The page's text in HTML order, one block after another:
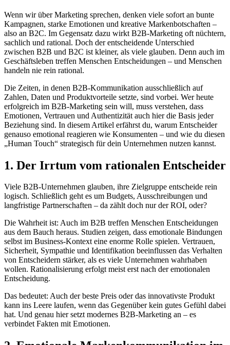
Wenn wir über Marketing sprechen, denken viele sofort an bunte
Kampagnen, starke Emotionen und kreative Markenbotschaften –
also an B2C. Im Gegensatz dazu wirkt B2B-Marketing oft nüchtern,
sachlich und rational. Doch der entscheidende Unterschied
zwischen B2B und B2C ist kleiner, als viele glauben. Denn auch im
Geschäftsleben treffen Menschen Entscheidungen – und Menschen
handeln nie rein rational.
Die Zeiten, in denen B2B-Kommunikation ausschließlich auf
Zahlen, Daten und Produktvorteile setzte, sind vorbei. Wer heute
erfolgreich im B2B-Marketing sein will, muss verstehen, dass
Emotionen, Vertrauen und Authentizität auch hier die Basis jeder
Beziehung sind. In diesem Artikel erfährst du, warum Entscheider
genauso emotional reagieren wie Konsumenten – und wie du diesen
„Human Touch“ strategisch für dein Unternehmen nutzen kannst.
1. Der Irrtum vom rationalen Entscheider
Viele B2B-Unternehmen glauben, ihre Zielgruppe entscheide rein
logisch. Schließlich geht es um Budgets, Ausschreibungen und
langfristige Partnerschaften – da zählt doch nur der ROI, oder?
Die Wahrheit ist: Auch im B2B treffen Menschen Entscheidungen
aus dem Bauch heraus. Studien zeigen, dass emotionale Bindungen
selbst im Business-Kontext eine enorme Rolle spielen. Vertrauen,
Sicherheit, Sympathie und Identifikation beeinflussen das Verhalten
von Entscheidern stärker, als es viele Unternehmen wahrhaben
wollen. Rationalisierung erfolgt meist erst nach der emotionalen
Entscheidung.
Das bedeutet: Auch der beste Preis oder das innovativste Produkt
kann ins Leere laufen, wenn das Gegenüber kein gutes Gefühl dabei
hat. Und genau hier setzt modernes B2B-Marketing an – es
verbindet Fakten mit Emotionen.